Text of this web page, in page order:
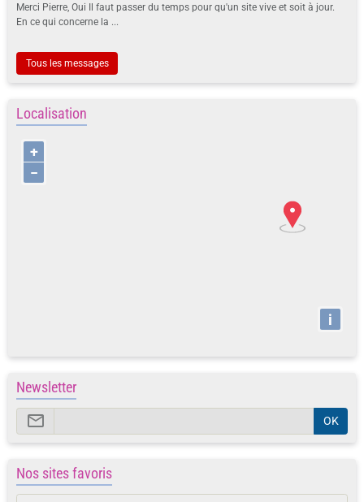
Merci Pierre, Oui Il faut passer du temps pour qu'un site vive et soit à jour.
En ce qui concerne la ...
Tous les messages
Localisation
+
−
i
Newsletter
OK
Nos sites favoris